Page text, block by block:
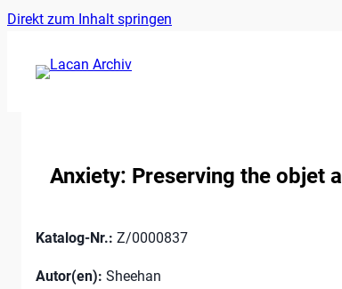
Direkt zum Inhalt springen
Anxiety: Preserving the objet a
Katalog-Nr.: Z/0000837
Autor(en): Sheehan